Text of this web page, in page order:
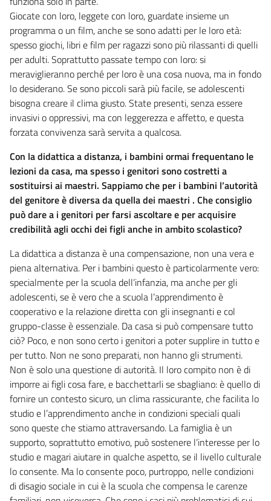
Giocate con loro, leggete con loro, guardate insieme un
programma o un film, anche se sono adatti per le loro età:
spesso giochi, libri e film per ragazzi sono più rilassanti di quelli
per adulti. Soprattutto passate tempo con loro: si
meraviglieranno perché per loro è una cosa nuova, ma in fondo
lo desiderano. Se sono piccoli sarà più facile, se adolescenti
bisogna creare il clima giusto. State presenti, senza essere
invasivi o oppressivi, ma con leggerezza e affetto, e questa
forzata convivenza sarà servita a qualcosa.
Con la didattica a distanza, i bambini ormai frequentano le
lezioni da casa, ma spesso i genitori sono costretti a
sostituirsi ai maestri. Sappiamo che per i bambini l’autorità
del genitore è diversa da quella dei maestri . Che consiglio
può dare a i genitori per farsi ascoltare e per acquisire
credibilità agli occhi dei figli anche in ambito scolastico?
La didattica a distanza è una compensazione, non una vera e
piena alternativa. Per i bambini questo è particolarmente vero:
specialmente per la scuola dell’infanzia, ma anche per gli
adolescenti, se è vero che a scuola l’apprendimento è
cooperativo e la relazione diretta con gli insegnanti e col
gruppo-classe è essenziale. Da casa si può compensare tutto
ciò? Poco, e non sono certo i genitori a poter supplire in tutto e
per tutto. Non ne sono preparati, non hanno gli strumenti.
Non è solo una questione di autorità. Il loro compito non è di
imporre ai figli cosa fare, e bacchettarli se sbagliano: è quello di
fornire un contesto sicuro, un clima rassicurante, che facilita lo
studio e l’apprendimento anche in condizioni speciali quali
sono queste che stiamo attraversando. La famiglia è un
supporto, soprattutto emotivo, può sostenere l’interesse per lo
studio e magari aiutare in qualche aspetto, se il livello culturale
lo consente. Ma lo consente poco, purtroppo, nelle condizioni
di disagio sociale in cui è la scuola che compensa le carenze